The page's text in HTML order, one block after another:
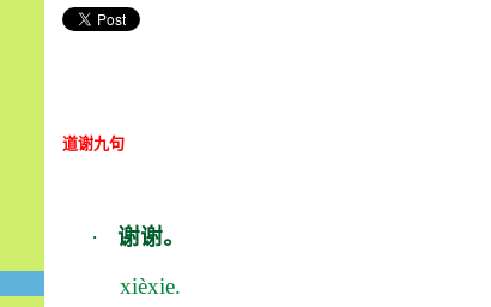
道谢九句
·
谢谢。
xièxie.